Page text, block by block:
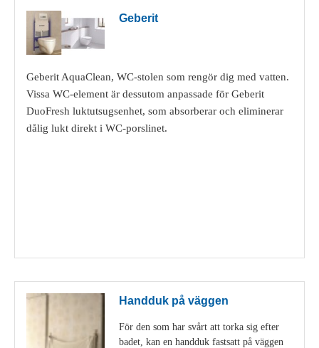
Geberit
Geberit AquaClean, WC-stolen som rengör dig med vatten.
Vissa WC-element är dessutom anpassade för Geberit
DuoFresh luktutsugsenhet, som absorberar och eliminerar
dålig lukt direkt i WC-porslinet.
Handduk på väggen
För den som har svårt att torka sig efter
badet, kan en handduk fastsatt på väggen